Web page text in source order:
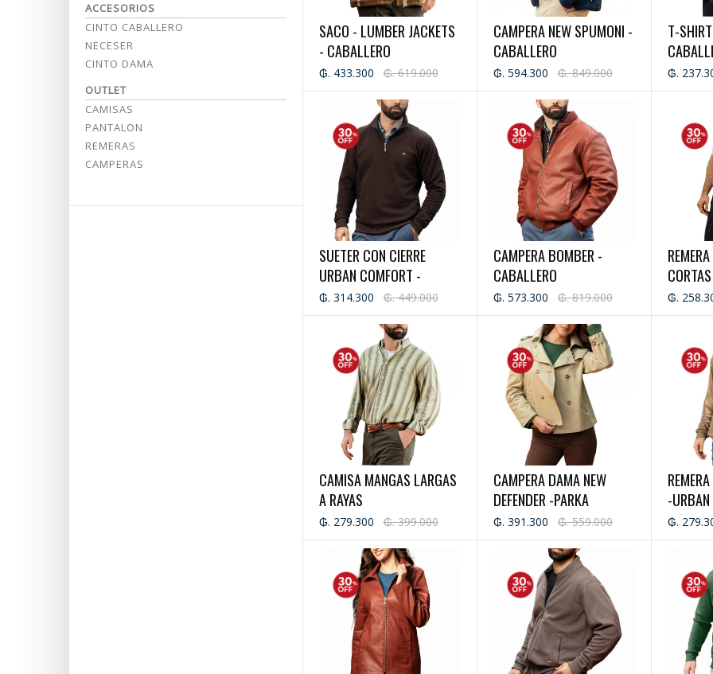
ACCESORIOS
CINTO CABALLERO
NECESER
CINTO DAMA
OUTLET
CAMISAS
PANTALON
REMERAS
CAMPERAS
SACO - LUMBER JACKETS
- CABALLERO
₲. 433.300 ₲. 619.000
CAMPERA NEW SPUMONI -
CABALLERO
₲. 594.300 ₲. 849.000
T-
₲.
SUETER CON CIERRE
URBAN COMFORT -
CABALLERO
₲. 314.300 ₲. 449.000
CAMPERA BOMBER -
CABALLERO
₲. 573.300 ₲. 819.000
CORTAS
₲.
CAMISA MANGAS LARGAS
A RAYAS
₲. 279.300 ₲. 399.000
CAMPERA DAMA NEW
DEFENDER -PARKA
₲. 391.300 ₲. 559.000
-
₲.